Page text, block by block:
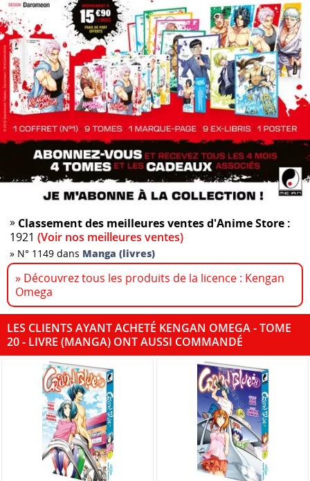
» Classement des meilleures ventes d'Anime Store :
1921(Voir nos meilleures ventes)
» N° 1149 dans Manga (livres)
» Découvrez tous les produits de la licence : Kengan
Omega
LES CLIENTS AYANT ACHETÉ KENGAN OMEGA - TOME
20 - LIVRE (MANGA) ONT AUSSI COMMANDÉ